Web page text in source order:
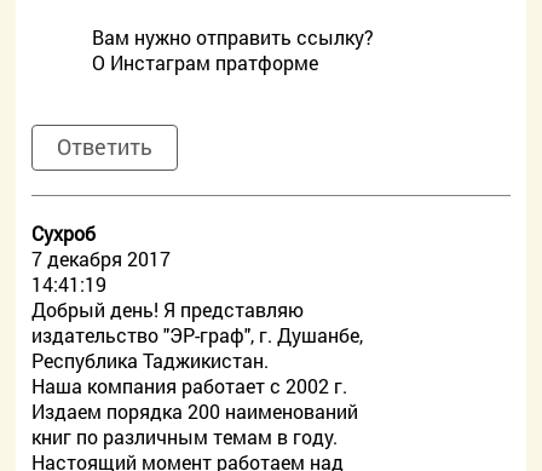
Вам нужно отправить ссылку?
О Инстаграм пратформе
Ответить
Сухроб
7 декабря 2017
14:41:19
Добрый день! Я представляю
издательство "ЭР-граф", г. Душанбе,
Республика Таджикистан.
Наша компания работает с 2002 г.
Издаем порядка 200 наименований
книг по различным темам в году.
Настоящий момент работаем над